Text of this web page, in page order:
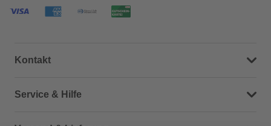
Kontakt
Dein Kontakt zu uns
Service & Hilfe